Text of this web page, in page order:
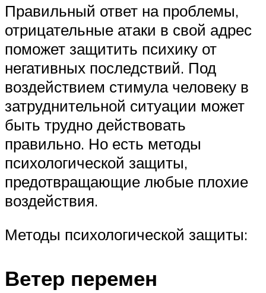
Правильный ответ на проблемы,
отрицательные атаки в свой адрес
поможет защитить психику от
негативных последствий. Под
воздействием стимула человеку в
затруднительной ситуации может
быть трудно действовать
правильно. Но есть методы
психологической защиты,
предотвращающие любые плохие
воздействия.
Методы психологической защиты:
Ветер перемен